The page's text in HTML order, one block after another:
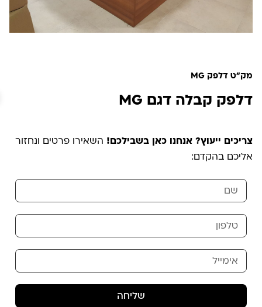
מק"ט דלפק MG
דלפק קבלה דגם MG
צריכים ייעוץ? אנחנו כאן בשבילכם! השאירו פרטים ונחזור
אליכם בהקדם:
שליחה